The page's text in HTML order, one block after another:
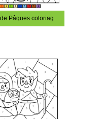
Croix de Pâques coloriage magique